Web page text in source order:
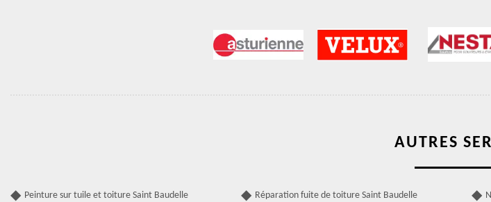
AUTRES
Peinture sur tuile et toiture Saint Baudelle Réparation fuite de toiture Saint Baudelle